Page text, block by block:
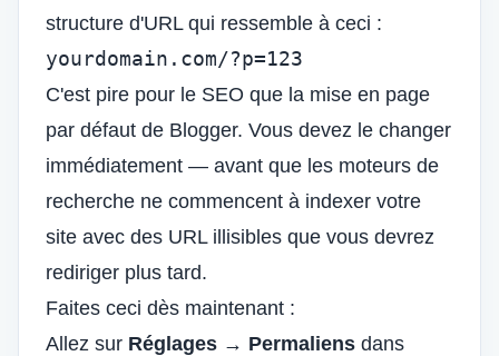
structure d'URL qui ressemble à ceci :
yourdomain.com/?p=123
C'est pire pour le SEO que la mise en page
par défaut de Blogger. Vous devez le changer
immédiatement — avant que les moteurs de
recherche ne commencent à indexer votre
site avec des URL illisibles que vous devrez
rediriger plus tard.
Faites ceci dès maintenant :
Allez sur Réglages → Permaliens dans